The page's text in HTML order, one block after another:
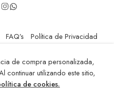
FAQ’s
Política de Privacidad
Reservados! Hecho con Amor
Riveros
de compra personalizada,
continuar utilizando este sitio,
de cookies.